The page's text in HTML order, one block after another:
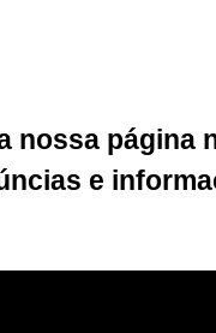
nossa página
e